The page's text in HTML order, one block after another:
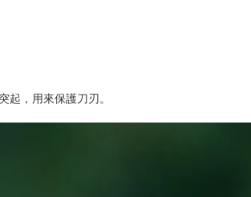
，用來保護刀刃。